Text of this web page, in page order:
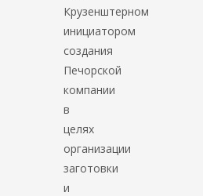
Крузенштерном
инициатором
создания
Печорской
компании
в
целях
организации
заготовки
и